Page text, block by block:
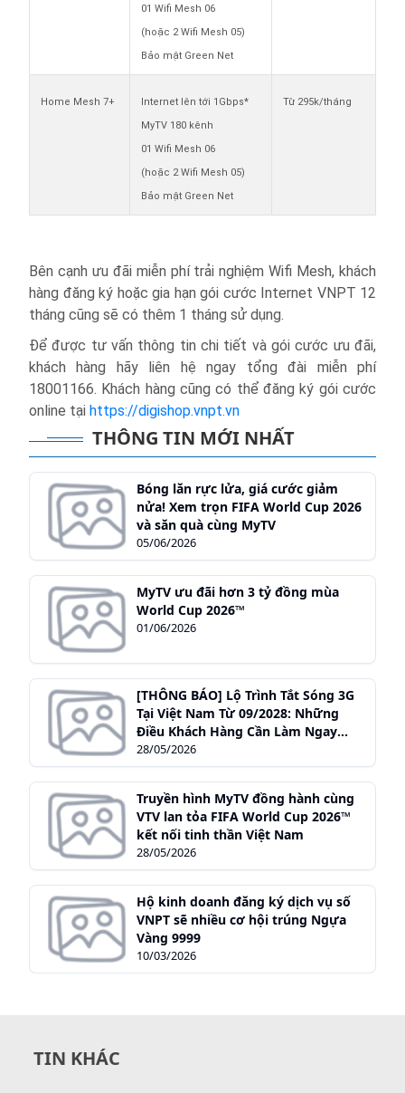
01 Wifi Mesh 06
(hoặc 2 Wifi Mesh 05)
Bảo mật Green Net
Home Mesh 7+
Internet lên tới 1Gbps*
MyTV 180 kênh
01 Wifi Mesh 06
(hoặc 2 Wifi Mesh 05)
Bảo mật Green Net
Từ 295k/tháng
Bên cạnh ưu đãi miễn phí trải nghiệm Wifi Mesh, khách
hàng đăng ký hoặc gia hạn gói cước Internet VNPT 12
tháng cũng sẽ có thêm 1 tháng sử dụng.
Để được tư vấn thông tin chi tiết và gói cước ưu đãi,
khách hàng hãy liên hệ ngay tổng đài miễn phí
18001166. Khách hàng cũng có thể đăng ký gói cước
online tại https://digishop.vnpt.vn
THÔNG TIN MỚI NHẤT
Bóng lăn rực lửa, giá cước giảm
nửa! Xem trọn FIFA World Cup 2026
và săn quà cùng MyTV
05/06/2026
MyTV ưu đãi hơn 3 tỷ đồng mùa
World Cup 2026™
01/06/2026
[THÔNG BÁO] Lộ Trình Tắt Sóng 3G
Tại Việt Nam Từ 09/2028: Những
Điều Khách Hàng Cần Làm Ngay
Hôm Nay
28/05/2026
Truyền hình MyTV đồng hành cùng
VTV lan tỏa FIFA World Cup 2026™
kết nối tinh thần Việt Nam
28/05/2026
Hộ kinh doanh đăng ký dịch vụ số
VNPT sẽ nhiều cơ hội trúng Ngựa
Vàng 9999
10/03/2026
TIN KHÁC